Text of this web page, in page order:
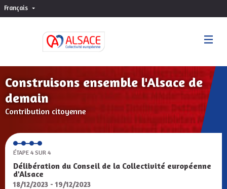
Français Choisir la langue
Construisons ensemble l'Alsace de
demain
Contribution citoyenne
ÉTAPE 4 SUR 4
Délibération du Conseil de la Collectivité européenne
d'Alsace
18/12/2023 - 19/12/2023